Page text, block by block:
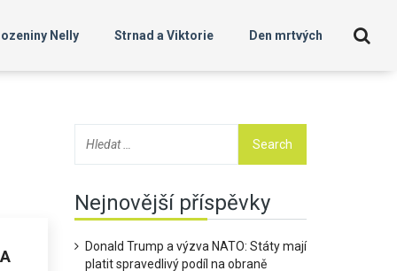
Nelly Strnad a Viktorie Den mrtvých
Nejnovější příspěvky
Donald Trump a výzva NATO: Státy mají
platit spravedlivý podíl na obraně